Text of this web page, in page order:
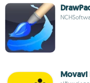
Movavi